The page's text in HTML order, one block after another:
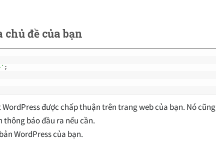
đề của bạn
;
được chấp thuận trên trang web của bạn. Nó
thông báo đầu ra nếu cần.
WordPress của bạn.